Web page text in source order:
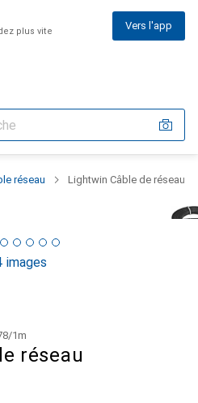
plus vite Vers l'app
réseau Lightwin Câble de réseau
images
réseau
/1m